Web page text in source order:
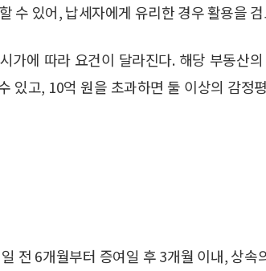
수 있어, 납세자에게 유리한 경우 활용을
가에 따라 요건이 달라진다. 해당 부동산
있고, 10억 원을 초과하면 둘 이상의 감정
전 6개월부터 증여일 후 3개월 이내, 상속